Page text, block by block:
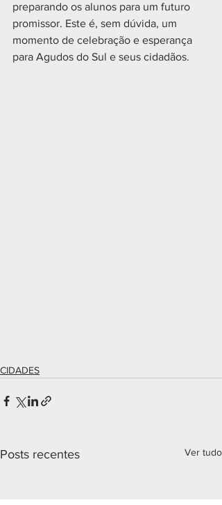
preparando os alunos para um futuro
promissor. Este é, sem dúvida, um
momento de celebração e esperança
para Agudos do Sul e seus cidadãos.
CIDADES
Posts recentes Ver tudo